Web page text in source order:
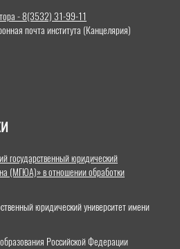
- 8(3532) 31-99-11
почта института (Канцелярия)
государственный юридический
(МГЮА)» в отношении обработки
юридический университет имени
Российской Федерации